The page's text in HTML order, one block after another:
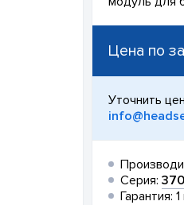
Цена по
Уточнить
Серия:
Гарантия: